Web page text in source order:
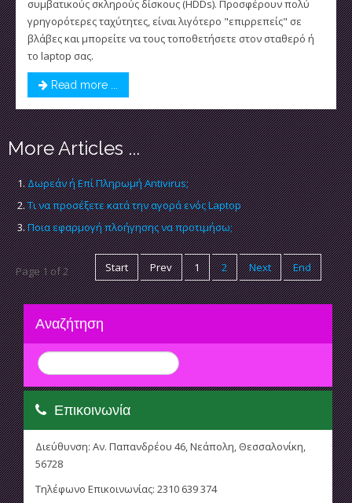
συμβατικούς σκληρούς δίσκους (HDDs). Προσφέρουν πολύ
γρηγορότερες ταχύτητες, είναι λιγότερο "επιρρεπείς" σε
βλάβες και μπορείτε να τους τοποθετήσετε στον σταθερό ή
το laptop σας.
Read more ...
More Articles ...
Δωρεάν ή Επί Πληρωμή Antivirus;
Τι να προσέξετε κατά την αγορά ενός Laptop
Ποια εφαρμογή πλοήγησης να προτιμήσω;
Page 1 of 2 Start Prev 1 2 Next End
Αναζήτηση
Επικοινωνία
Διεύθυνση: Αν. Παπανδρέου 46, Νεάπολη, Θεσσαλονίκη,
56728
Τηλέφωνο Επικοινωνίας: 2310 639 374